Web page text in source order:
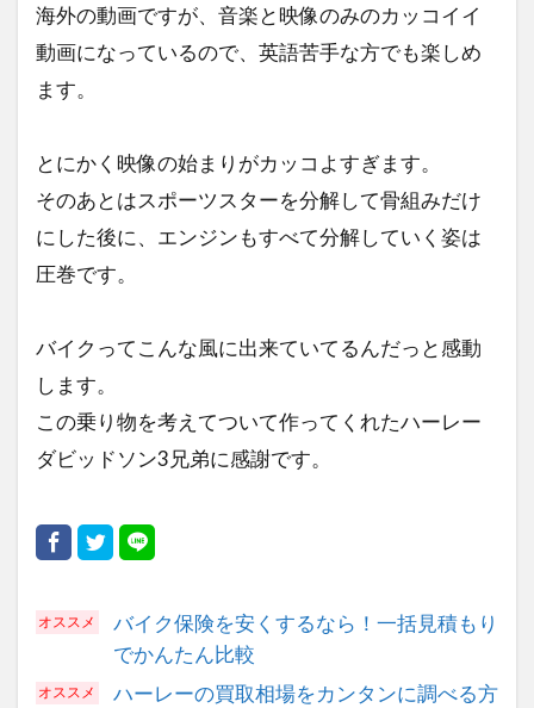
海外の動画ですが、音楽と映像のみのカッコイイ
動画になっているので、英語苦手な方でも楽しめ
ます。
とにかく映像の始まりがカッコよすぎます。
そのあとはスポーツスターを分解して骨組みだけ
にした後に、エンジンもすべて分解していく姿は
圧巻です。
バイクってこんな風に出来ていてるんだっと感動
します。
この乗り物を考えてついて作ってくれたハーレー
ダビッドソン3兄弟に感謝です。
バイク保険を安くするなら！一括見積もり
でかんたん比較
ハーレーの買取相場をカンタンに調べる方